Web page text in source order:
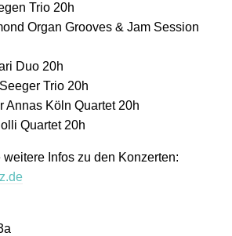
Trio 20h
Organ Grooves & Jam Session
Duo 20h
Trio 20h
Annas Köln Quartet 20h
Quartet 20h
Infos zu den Konzerten: